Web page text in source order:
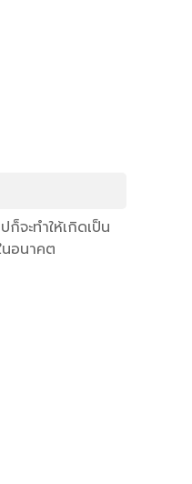
จะทำให้เกิดเป็น
อนาคต